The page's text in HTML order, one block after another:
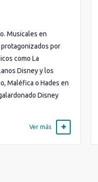
Musicales en
por
como La
Disney y los
Maléfica o Hades en
Disney
Ver más